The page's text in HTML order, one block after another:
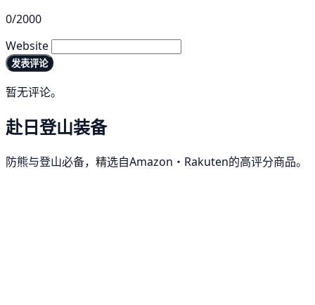
0/2000
Website
发表评论
暂无评论。
赴日登山装备
防熊与登山必备，精选自Amazon・Rakuten的高评分商品。